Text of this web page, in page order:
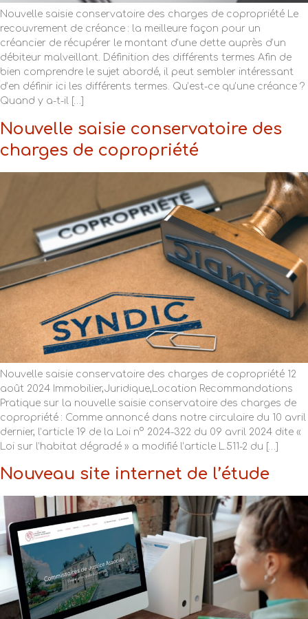
Nouvelle saisie conservatoire des charges de copropriété Le
recouvrement de créance : la meilleure façon pour un
créancier de récupérer le montant d’une dette auprès d’un
débiteur malveillant. Définition des différents termes Afin de
bien comprendre le sujet abordé, il peut sembler intéressant
d’en définir ici les différents termes. Qu’est-ce qu’une créance ?
Quand y a-t-il […]
Nouvelle saisie conservatoire des
charges de copropriété
Nouvelle saisie conservatoire des charges de copropriété 12
août 2024 Immobilier,Juridique,Location Recommandations
Pratique sur la nouvelle saisie conservatoire des charges de
copropriété : Comme annoncé dans notre circulaire du 10 avril
dernier, l’article 19 de la Loi n° 2024-322 du 09 avril 2024 dite «
Loi sur l’habitat dégradé » a modifié l’article L.511-2 du […]
Nouveau site internet de l’étude